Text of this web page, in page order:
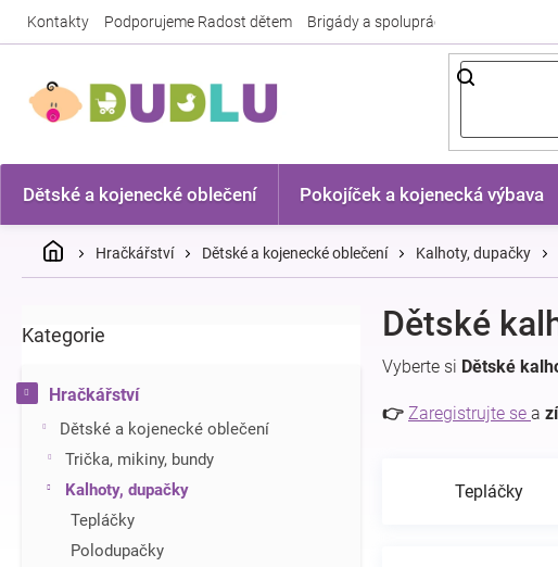
Kontakty Podporujeme Radost dětem Brigády a spolupráce
Dětské a kojenecké oblečení Pokojíček a kojenecká výbava
DomůHračkářství Dětské a kojenecké oblečení Kalhoty, dupačky
o
t
r
Přeskočit
Kategorie
Hračkářství
Dětské a kojenecké oblečení
Trička, mikiny, bundy
Kalhoty, dupačky
Tepláčky
Polodupačky
Dětské
Vyberte si Dětské
👉 Zaregistrujte se a
Tepláčky